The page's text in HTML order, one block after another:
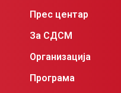
Прес центар
За СДСМ
Организација
Програма